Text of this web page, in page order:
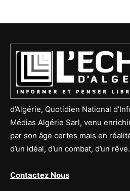
d’Algérie, Quotidien National
Médias Algérie Sarl, venu
par son âge certes mais en
d’un idéal, d’un combat, d’un rêve.
Contactez Nous